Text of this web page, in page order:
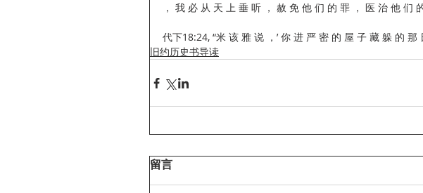
， 我 必 从 天 上 垂 听 ， 赦 免 他 们 的 罪 ， 医 治 他 们
代下18:24, “米 该 雅 说 ，’ 你 进 严 密 的 屋 子 藏 躲 的 那
旧约历史书导读
留言